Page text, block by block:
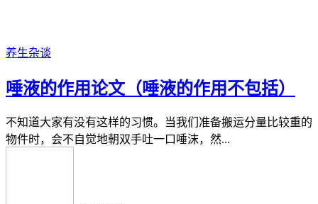
养生杂谈
唾液的作用论文（唾液的作用不包括）
不知道大家有没有这样的习惯。当我们准备搬运分量比较重的
物件时，会不自觉地朝双手吐一口唾沫，然...